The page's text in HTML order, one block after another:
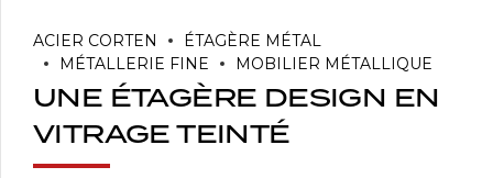
ACIER CORTEN
ÉTAGÈRE MÉTAL
MÉTALLERIE FINE
MOBILIER MÉTALLIQUE
UNE ÉTAGÈRE DESIGN EN
VITRAGE TEINTÉ